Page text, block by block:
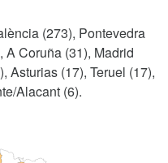
(273), Pontevedra
A Coruña (31), Madrid
Asturias (17), Teruel (17),
Alacant (6).